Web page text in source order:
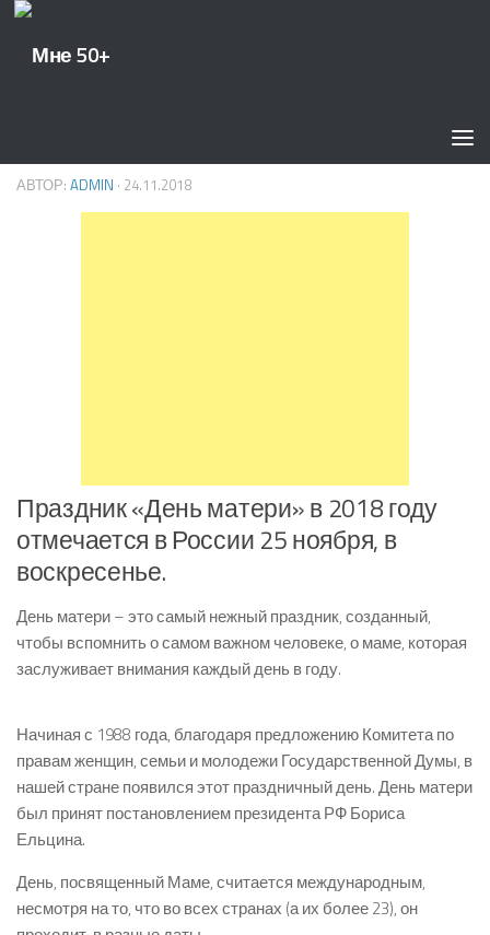
АВТОР: ADMIN · 24.11.2018
Праздник «День матери» в 2018 году
отмечается в России 25 ноября, в
воскресенье.
День матери – это самый нежный праздник, созданный,
чтобы вспомнить о самом важном человеке, о маме, которая
заслуживает внимания каждый день в году.
Начиная с 1988 года, благодаря предложению Комитета по
правам женщин, семьи и молодежи Государственной Думы, в
нашей стране появился этот праздничный день. День матери
был принят постановлением президента РФ Бориса
Ельцина.
День, посвященный Маме, считается международным,
несмотря на то, что во всех странах (а их более 23), он